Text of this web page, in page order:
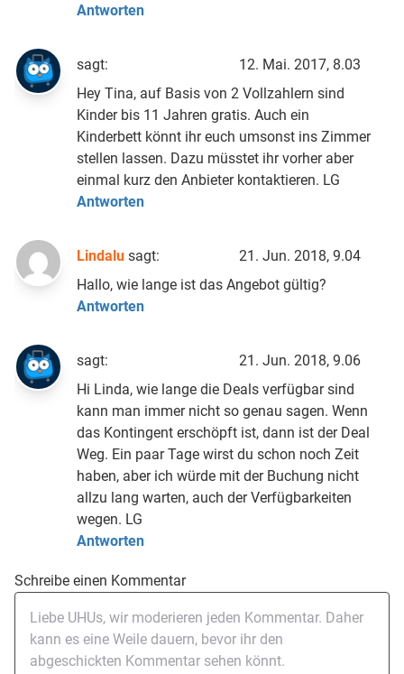
Antworten
sagt:
12. Mai. 2017, 8.03
Hey Tina, auf Basis von 2 Vollzahlern sind
Kinder bis 11 Jahren gratis. Auch ein
Kinderbett könnt ihr euch umsonst ins Zimmer
stellen lassen. Dazu müsstet ihr vorher aber
einmal kurz den Anbieter kontaktieren. LG
Antworten
Lindalu sagt:
21. Jun. 2018, 9.04
Hallo, wie lange ist das Angebot gültig?
Antworten
sagt:
21. Jun. 2018, 9.06
Hi Linda, wie lange die Deals verfügbar sind
kann man immer nicht so genau sagen. Wenn
das Kontingent erschöpft ist, dann ist der Deal
Weg. Ein paar Tage wirst du schon noch Zeit
haben, aber ich würde mit der Buchung nicht
allzu lang warten, auch der Verfügbarkeiten
wegen. LG
Antworten
Schreibe einen Kommentar